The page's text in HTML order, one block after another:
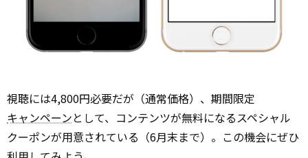
視聴には4,800円必要だが（通常価格）、期間限定
キャンペーンとして、コンテンツが無料になるスペシャル
クーポンが用意されている（6月末まで）。この機会にぜひ